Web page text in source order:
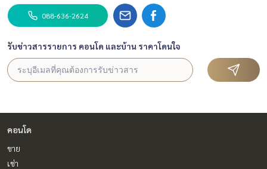
088-636-2624
รับข่าวสารรายการ คอนโด และบ้าน ราคาโดนใจ
คอนโด
ขาย
เช่า